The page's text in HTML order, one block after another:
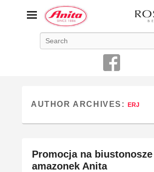
ANITA-
Niemiecka firma Anita jest od 1886
damskiej o najwyższej
AUTHOR ARCHIVES:ERJ
Promocja na
amazonek Anita